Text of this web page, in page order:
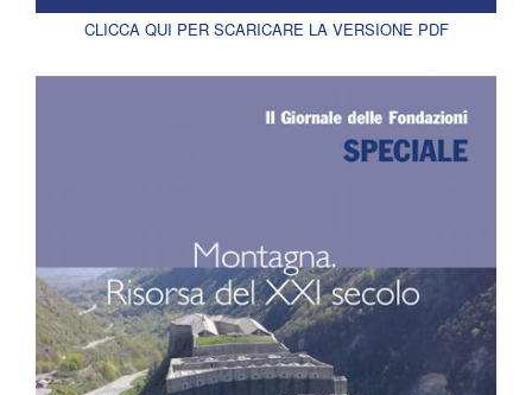
CLICCA QUI PER SCARICARE LA VERSIONE PDF